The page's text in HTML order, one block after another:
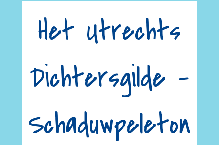
Het Utrechts
Dichtersgilde –
Schaduwpeleton